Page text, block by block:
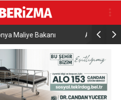
kuraklık alarmı: Su